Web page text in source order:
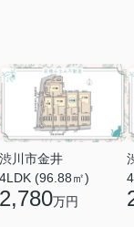
渋川市金井
4LDK (96.88㎡)
2,780万円